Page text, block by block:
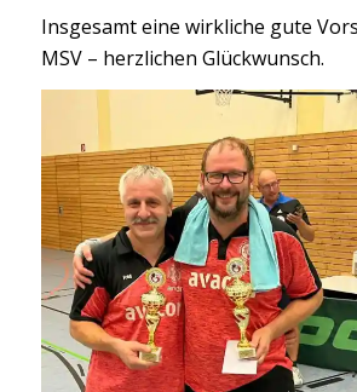
Insgesamt eine wirkliche gute
MSV – herzlichen Glückwunsch.